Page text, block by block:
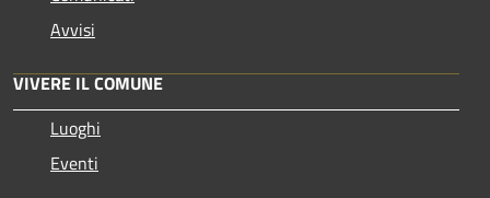
Avvisi
VIVERE IL COMUNE
Luoghi
Eventi